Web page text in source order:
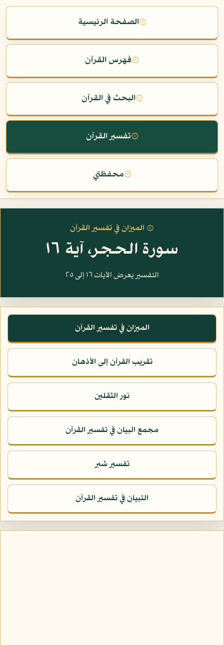
۞الصفحة الرئيسية
۞فهرس القرآن
۞البحث في القرآن
۞تفسير القرآن
۞محفظتي
۞ الميزان في تفسير القرآن
سورة الحجر، آية ١٦
التفسير يعرض الآيات ١٦ إلى ٢٥
الميزان في تفسير القرآن
تقريب القرآن إلى الأذهان
نور الثقلين
مجمع البيان في تفسير القرآن
تفسير شبر
التبيان في تفسير القرآن